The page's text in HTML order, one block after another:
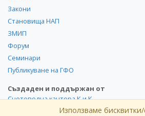
Закони
Становища НАП
ЗМИП
Форум
Семинари
Публикуване на ГФО
Създаден и поддържан от
Счетоводна кантора К и К
Използваме